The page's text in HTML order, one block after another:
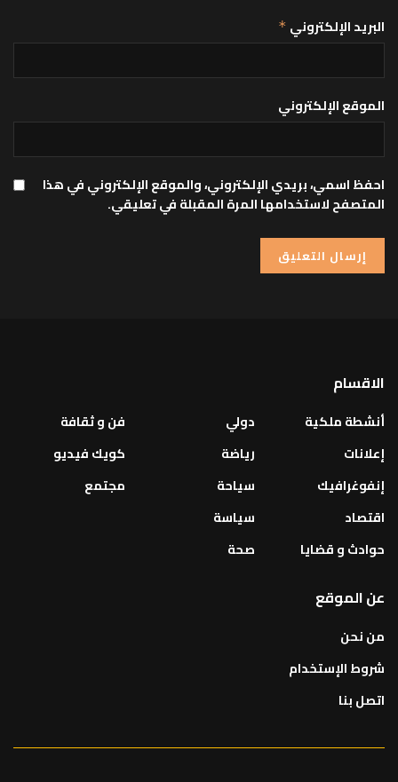
البريد الإلكتروني *
الموقع الإلكتروني
احفظ اسمي، بريدي الإلكتروني، والموقع الإلكتروني في هذا
المتصفح لاستخدامها المرة المقبلة في تعليقي.
الاقسام
أنشطة ملكية
إعلانات
إنفوغرافيك
اقتصاد
حوادث و قضايا
دولي
رياضة
سياحة
سياسة
صحة
فن و ثقافة
كويك فيديو
مجتمع
عن الموقع
من نحن
شروط الإستخدام
اتصل بنا